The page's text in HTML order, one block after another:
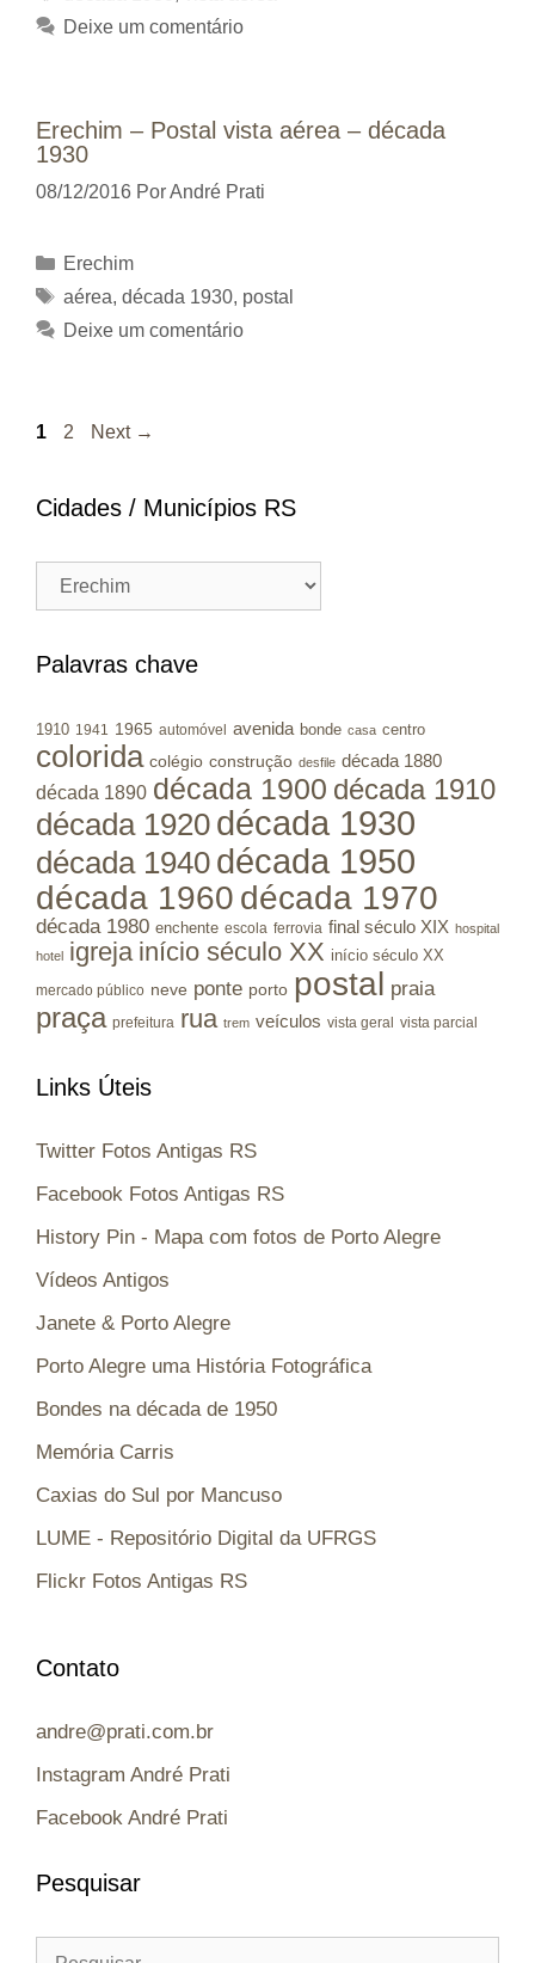
Deixe um comentário
Erechim – Postal vista aérea – década
1930
08/12/2016 PorAndré Prati
Categorias
Erechim
Tags
aérea, década 1930, postal
Deixe um comentário
Page
1 Page
2 Next →
Cidades / Municípios RS
Cidades
Municípios
Palavras chave
1910 1941 1965 automóvel avenida bonde casa centro
colorida colégio construção desfile década 1880
década 1890 década 1900 década 1910
década 1920 década 1930
década 1940 década 1950
década 1960 década 1970
década 1980 enchente escola ferrovia final século XIX hospital
hotel igreja início século XX início século XX
mercado público neve ponte porto postal praia
praça prefeitura rua trem veículos vista geral vista parcial
Links Úteis
Twitter Fotos Antigas RS
Facebook Fotos Antigas RS
History Pin - Mapa com fotos de Porto Alegre
Vídeos Antigos
Janete & Porto Alegre
Porto Alegre uma História Fotográfica
Bondes na década de 1950
Memória Carris
Caxias do Sul por Mancuso
LUME - Repositório Digital da UFRGS
Flickr Fotos Antigas RS
Contato
andre@prati.com.br
Instagram André Prati
Facebook André Prati
Pesquisar
Pesquisar